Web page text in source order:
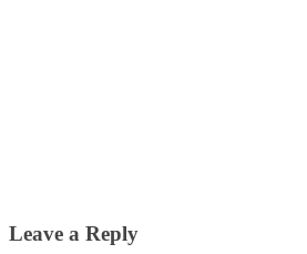
Leave a Reply